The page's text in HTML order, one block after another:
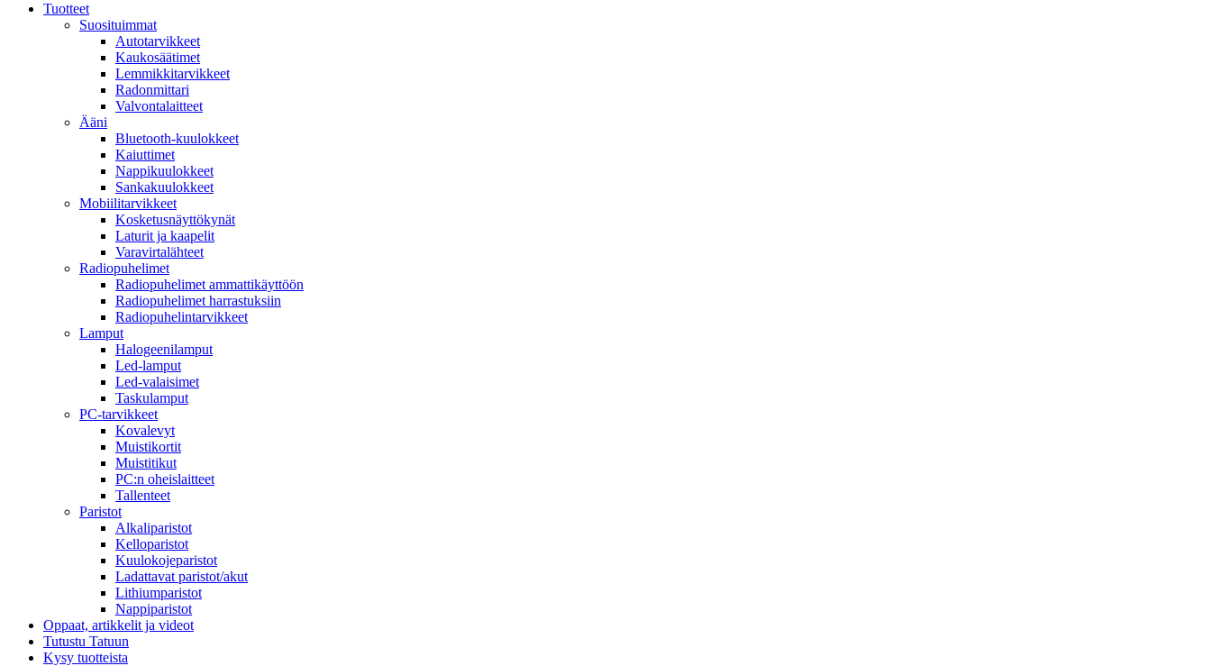
Tuotteet
Suosituimmat
Autotarvikkeet
Kaukosäätimet
Lemmikkitarvikkeet
Radonmittari
Valvontalaitteet
Ääni
Bluetooth-kuulokkeet
Kaiuttimet
Nappikuulokkeet
Sankakuulokkeet
Mobiilitarvikkeet
Kosketusnäyttökynät
Laturit ja kaapelit
Varavirtalähteet
Radiopuhelimet
Radiopuhelimet ammattikäyttöön
Radiopuhelimet harrastuksiin
Radiopuhelintarvikkeet
Lamput
Halogeenilamput
Led-lamput
Led-valaisimet
Taskulamput
PC-tarvikkeet
Kovalevyt
Muistikortit
Muistitikut
PC:n oheislaitteet
Tallenteet
Paristot
Alkaliparistot
Kelloparistot
Kuulokojeparistot
Ladattavat paristot/akut
Lithiumparistot
Nappiparistot
Oppaat, artikkelit ja videot
Tutustu Tatuun
Kysy tuotteista